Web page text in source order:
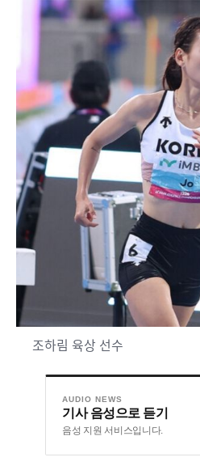
조하림 육상 선수
AUDIO NEWS
기사 음성으로 듣기
음성 지원 서비스입니다.